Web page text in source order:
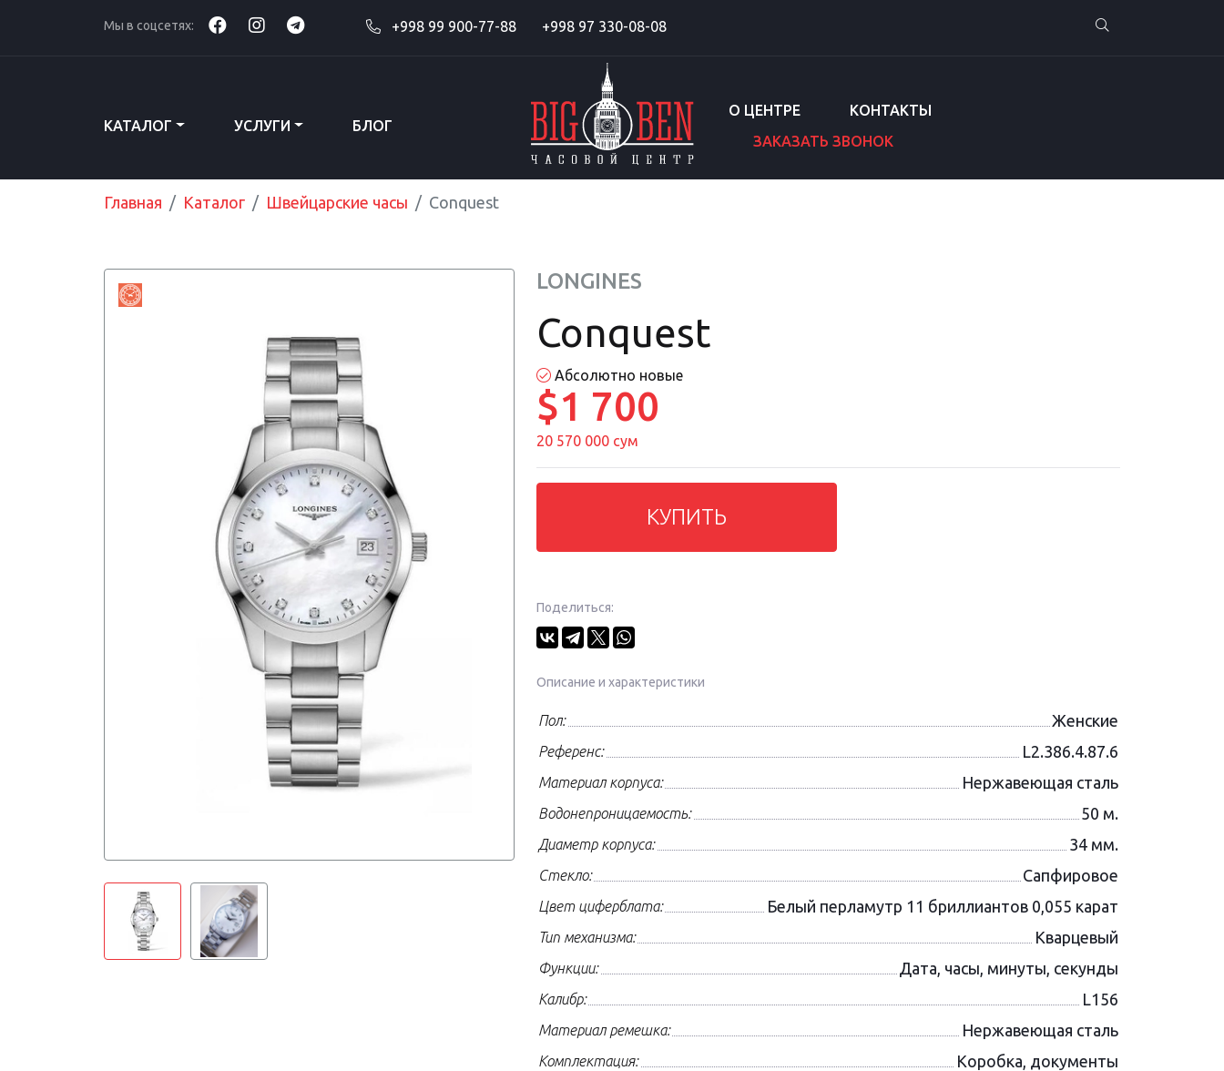
Мы в соцсетях: +998 99 900-77-88 +998 97 330-08-08
КАТАЛОГ УСЛУГИ БЛОГ
О ЦЕНТРЕ
КОНТАКТЫ
ЗАКАЗАТЬ ЗВОНОК
Главная Каталог Швейцарские часы Conquest
LONGINES
Conquest
Абсолютно новые
$1 700
20 570 000 сум
КУПИТЬ
Поделиться:
Описание и характеристики
Пол: Женские
Референс: L2.386.4.87.6
Материал корпуса: Нержавеющая сталь
Водонепроницаемость: 50 м.
Диаметр корпуса: 34 мм.
Стекло: Сапфировое
Цвет циферблата: Белый перламутр 11 бриллиантов 0,055 карат
Тип механизма: Кварцевый
Функции: Дата, часы, минуты, секунды
Калибр: L156
Материал ремешка: Нержавеющая сталь
Комплектация: Коробка, документы